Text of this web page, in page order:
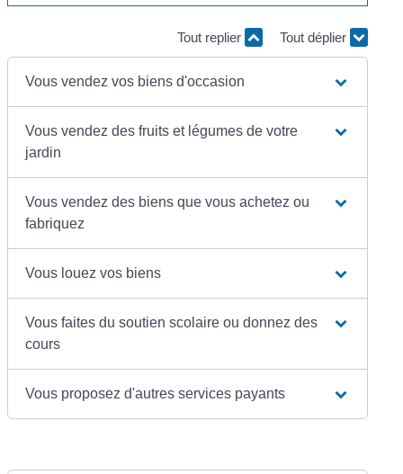
Tout replier Tout déplier
Vous vendez vos biens d'occasion
Vous vendez des fruits et légumes de votre
jardin
Vous vendez des biens que vous achetez ou
fabriquez
Vous louez vos biens
Vous faites du soutien scolaire ou donnez des
cours
Vous proposez d'autres services payants